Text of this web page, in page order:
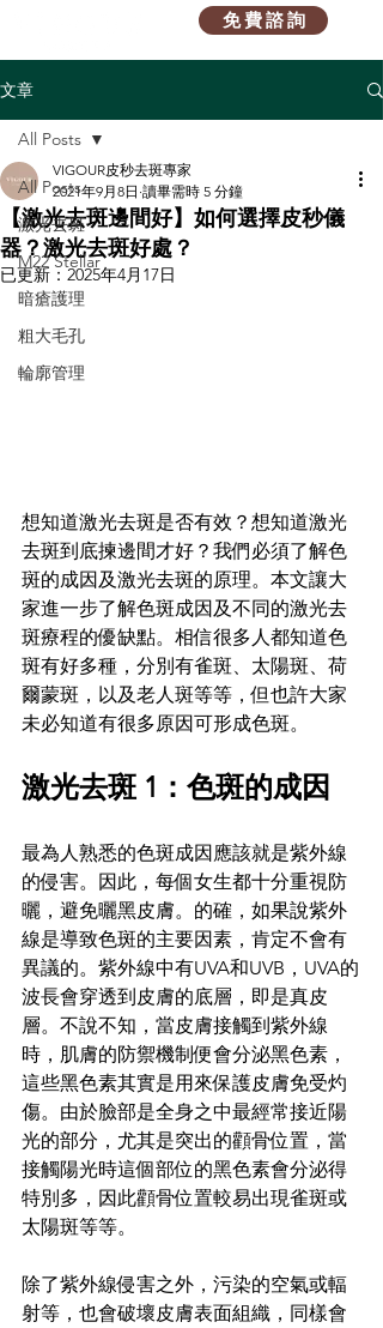
免 費 諮 詢
文章
All Posts
激光去斑
M22 Stellar
暗瘡護理
粗大毛孔
輪廓管理
All Posts
【激光去斑邊間好】如何選擇皮秒儀
器？激光去斑好處？
VIGOUR皮秒去斑專家
2021年9月8日 讀畢需時 5 分鐘
已更新：2025年4月17日
想知道激光去斑是否有效？想知道激光
去斑到底揀邊間才好？我們必須了解色
斑的成因及激光去斑的原理。本文讓大
家進一步了解色斑成因及不同的激光去
斑療程的優缺點。相信很多人都知道色
斑有好多種，分別有雀斑、太陽斑、荷
爾蒙斑，以及老人斑等等，但也許大家
未必知道有很多原因可形成色斑。
激光去斑 1：色斑的成因
最為人熟悉的色斑成因應該就是紫外線
的侵害。因此，每個女生都十分重視防
曬，避免曬黑皮膚。的確，如果說紫外
線是導致色斑的主要因素，肯定不會有
異議的。紫外線中有UVA和UVB，UVA的
波長會穿透到皮膚的底層，即是真皮
層。不說不知，當皮膚接觸到紫外線
時，肌膚的防禦機制便會分泌黑色素，
這些黑色素其實是用來保護皮膚免受灼
傷。由於臉部是全身之中最經常接近陽
光的部分，尤其是突出的顴骨位置，當
接觸陽光時這個部位的黑色素會分泌得
特別多，因此顴骨位置較易出現雀斑或
太陽斑等等。
除了紫外線侵害之外，污染的空氣或輻
射等，也會破壞皮膚表面組織，同樣會